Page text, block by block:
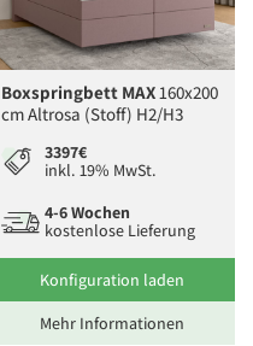
Boxspringbett MAX160x200
cm Altrosa (Stoff) H2/H3
3397€
inkl. 19% MwSt.
4-6 Wochen
kostenlose Lieferung
Konfiguration laden
Mehr Informationen